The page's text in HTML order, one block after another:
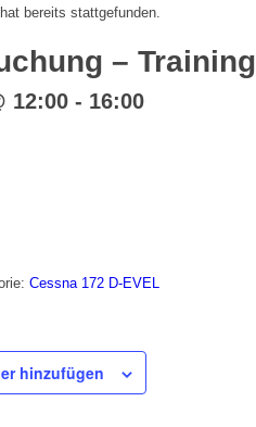
bereits stattgefunden.
– Training
12:00 - 16:00
Cessna 172 D-EVEL
hinzufügen